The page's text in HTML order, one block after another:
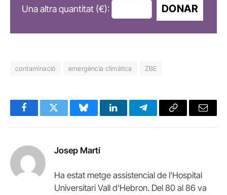
Una altra quantitat (€): DONAR
contaminació emergència climàtica ZBE
FacebookTwitter BlueskyLinkedInTelegramCopy
Email
Josep Martí
Ha estat metge assistencial de l'Hospital
Universitari Vall d'Hebron. Del 80 al 86 va